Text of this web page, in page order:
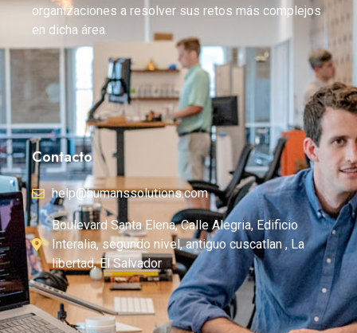
organizaciones a resolver sus retos más complejos
en dicha área.
Contacto
help@humanssolutions.com
Boulevard Santa Elena, Calle Alegria, Edificio
Interalia, segundo nivel, antiguo cuscatlan , La
libertad, El Salvador